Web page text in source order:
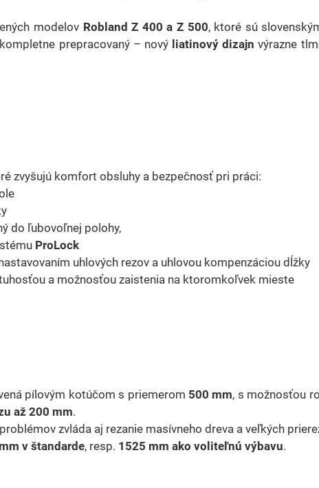
modelov Robland Z 400 a Z 500, ktoré sú
prepracovaný – nový liatinový dizajn výrazne
zvyšujú komfort obsluhy a bezpečnosť pri práci:
do ľubovoľnej polohy,
ProLock
uhlových rezov a uhlovou kompenzáciou dĺžky
a možnosťou zaistenia na ktoromkoľvek mieste
pílovým kotúčom s priemerom 500 mm, s možnosťou
až 200 mm.
zvláda aj rezanie masívneho dreva a veľkých
v štandarde, resp. 1525 mm ako voliteľnú výbavu.